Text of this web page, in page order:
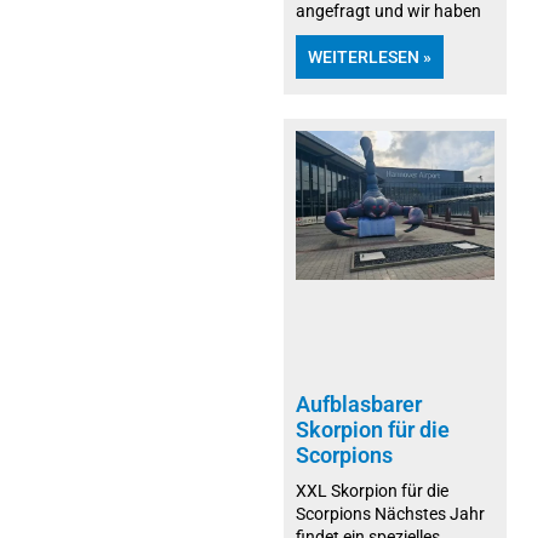
angefragt und wir haben
WEITERLESEN »
Aufblasbarer
Skorpion für die
Scorpions
XXL Skorpion für die
Scorpions Nächstes Jahr